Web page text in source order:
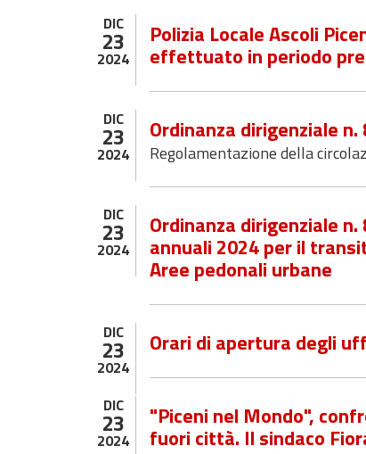
DIC
23
2024
Polizia Locale Ascoli
effettuato in periodo
DIC
23
2024
Ordinanza dirigenziale
Regolamentazione della
DIC
23
2024
Ordinanza dirigenziale
annuali 2024 per il
Aree pedonali urbane
DIC
23
2024
Orari di apertura degli
DIC
23
2024
"Piceni nel Mondo",
fuori città. Il sindaco